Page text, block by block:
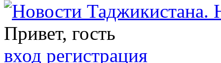
Привет, гость
вход регистрация